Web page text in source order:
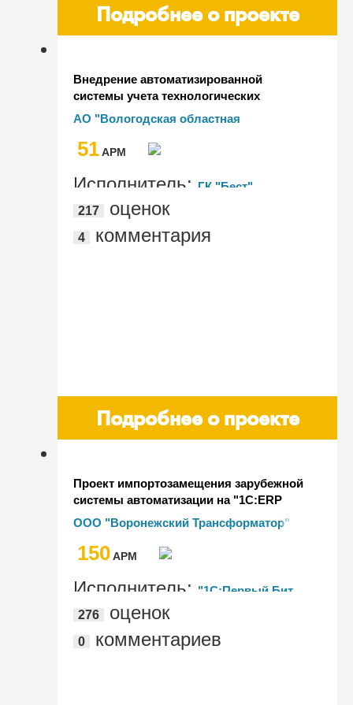
Подробнее о проекте
Внедрение автоматизированной
системы учета технологических
присоединений в АО
"Вологдаоблэнерго" на базе
программного продукта
АО "Вологодская областная
51AРМ
Исполнитель: ГК "Бест"
217
оценок
4 комментария
Подробнее о проекте
Проект импортозамещения зарубежной
системы автоматизации на "1С:ERP
Управление предприятием", ред. 2.5 в
компании ООО "Воронежский
Трансформатор"
ООО "Воронежский Трансформатор"
150AРМ
Исполнитель: "1С:Первый Бит,
Москва - м. Спортивная"
276 оценок
0 комментариев